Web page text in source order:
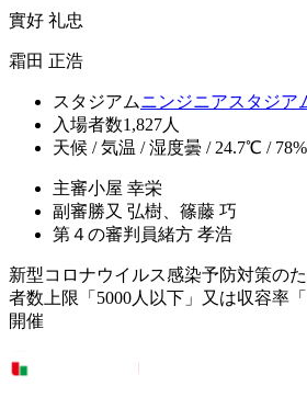
實好 礼忠
霜田 正浩
スタジアムニンジニアスタジア
入場者数1,827人
天候 / 気温 / 湿度曇 / 24.7℃ / 78%
主審小屋 幸栄
副審勝又 弘樹、篠藤 巧
第４の審判員緒方 孝浩
新型コロナウイルス感染予防対策の
者数上限「5000人以下」又は収容率
開催